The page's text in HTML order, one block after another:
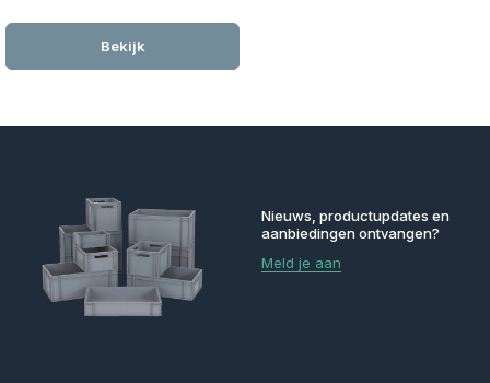
Bekijk
Nieuws, productupdates en
aanbiedingen ontvangen?
Meld je aan